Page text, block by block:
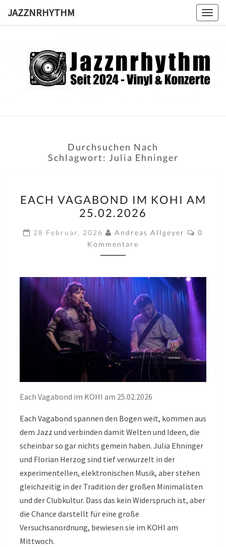
JAZZNRHYTHM
Seit
2024 –
Durchsuchen Nach
Schlagwort: Julia Ehninger
VAGABOND
IM
KOHI
AM
25.02.2026
EACH VAGABOND IM KOHI AM
25.02.2026
28 Februar, 2026 Andreas Allgeyer
0
Kommentare
Each Vagabond im KOHI am 25.02.2026
Each Vagabond spannen den Bogen weit, kommen aus
dem Jazz und verbinden damit Welten und Ideen, die
scheinbar so gar nichts gemein haben. Julia Ehninger
und Florian Herzog sind tief verwurzelt in der
experimentellen, elektronischen Musik, aber stehen
gleichzeitig in der Tradition der großen Minimalisten
und der Clubkultur. Dass das kein Widerspruch ist, aber
die Chance darstellt für eine große
Versuchsanordnung, bewiesen sie im KOHI am
Mittwoch.